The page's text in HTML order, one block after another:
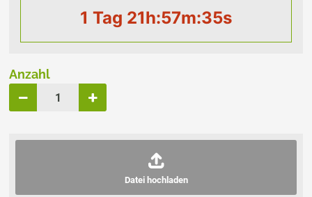
1 Tag 21h:57m:34s
Anzahl
Datei hochladen